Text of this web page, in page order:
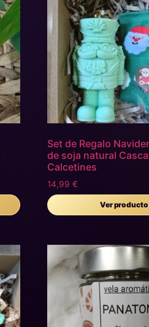
Set de Regalo
de soja natural
Calcetines
14,99 €
Ver producto